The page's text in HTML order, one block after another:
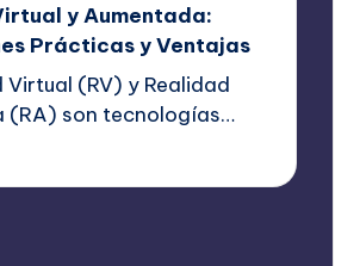
y Aumentada:
Prácticas y Ventajas
Virtual (RV) y Realidad
(RA) son tecnologías…